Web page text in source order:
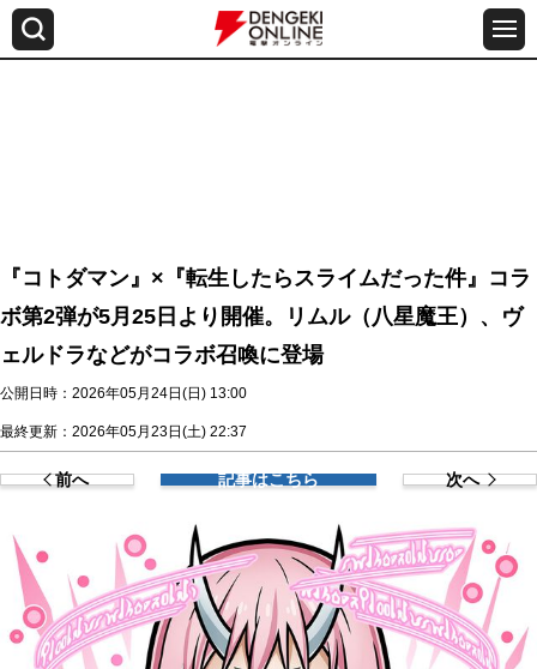
『コトダマン』×『転生したらスライムだった件』コラ
ボ第2弾が5月25日より開催。リムル（八星魔王）、ヴ
ェルドラなどがコラボ召喚に登場
公開日時：2026年05月24日(日) 13:00
最終更新：2026年05月23日(土) 22:37
前へ 記事はこちら 次へ